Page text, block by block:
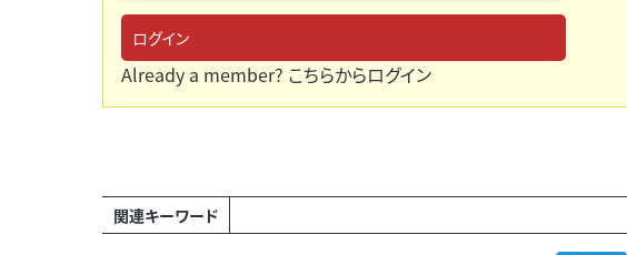
ログイン
Already a member? こちらからログイン
関連キーワード